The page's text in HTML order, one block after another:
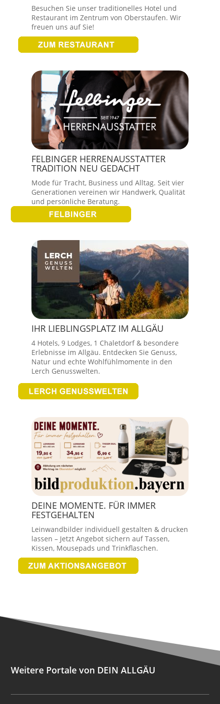
Besuchen Sie unser traditionelles Hotel und
Restaurant im Zentrum von Oberstaufen. Wir
freuen uns auf Sie!
FELBINGER HERRENAUSSTATTER
TRADITION NEU GEDACHT
Mode für Tracht, Business und Alltag. Seit vier
Generationen vereinen wir Handwerk, Qualität
und persönliche Beratung.
IHR LIEBLINGSPLATZ IM ALLGÄU
4 Hotels, 9 Lodges, 1 Chaletdorf & besondere
Erlebnisse im Allgäu. Entdecken Sie Genuss,
Natur und echte Wohlfühlmomente in den
Lerch Genusswelten.
DEINE MOMENTE. FÜR IMMER
FESTGEHALTEN
Leinwandbilder individuell gestalten & drucken
lassen – Jetzt Angebot sichern auf Tassen,
Kissen, Mousepads und Trinkflaschen.
Weitere Portale von DEIN ALLGÄU